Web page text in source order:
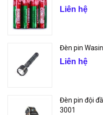
Liên hệ
Đèn pin
Liên hệ
Đèn pin đội
3001